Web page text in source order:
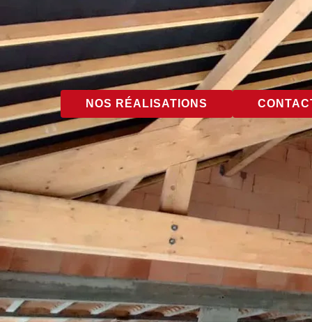
NOS RÉALISATIONS